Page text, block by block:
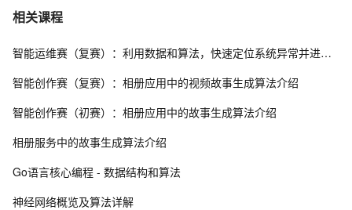
7 【WSN通信】基于最佳簇半径的无线传感器网络分簇路
8 3D-MIMO信道模型的MATLAB模拟与仿真
仿真
10使用MATLAB连接USRP
相关课程
智能运维赛（复赛）：利用数据和算法，快速定位系统异常并进行根因分析
智能创作赛（复赛）：相册应用中的视频故事生成算法介绍
智能创作赛（初赛）：相册应用中的故事生成算法介绍
相册服务中的故事生成算法介绍
Go语言核心编程 - 数据结构和算法
神经网络概览及算法详解